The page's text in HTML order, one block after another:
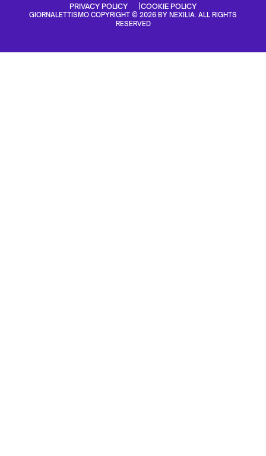
PRIVACY POLICY COOKIE POLICY
GIORNALETTISMO COPYRIGHT © 2026 BY NEXILIA. ALL RIGHTS
RESERVED